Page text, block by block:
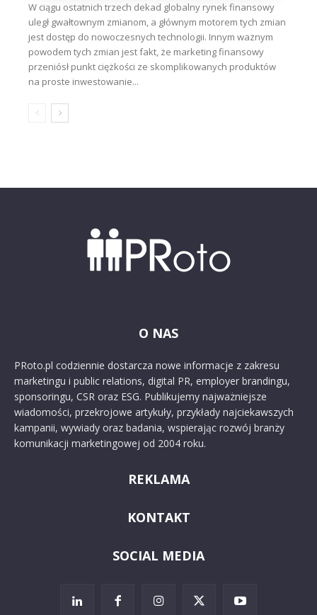
W ciągu ostatnich trzech dekad globalny rynek finansowy
uległ gwałtownym zmianom, a głównym motorem tych zmian
jest dostęp do nowoczesnych technologii. Innym ważnym
powodem tych zmian jest fakt, że marketing finansowy
przeniósł punkt ciężkości ze skomplikowanych produktów
na proste inwestowanie...
O NAS
PRoto.pl codziennie dostarcza nowe informacje z zakresu
marketingu i public relations, digital PR, employer brandingu,
sponsoringu, CSR oraz ESG. Publikujemy najważniejsze
wiadomości, przekrojowe artykuły, przykłady najciekawszych
kampanii, wywiady oraz badania, wspierając rozwój branży
komunikacji marketingowej od 2004 roku.
REKLAMA
KONTAKT
SOCIAL MEDIA